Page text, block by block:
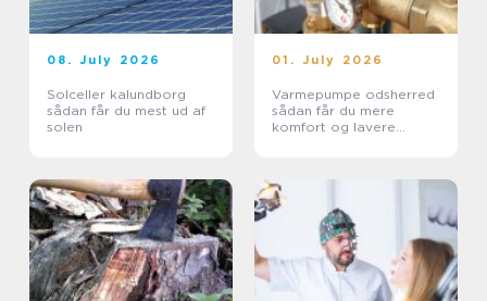
08. July 2026
Solceller kalundborg
sådan får du mest ud af
solen
01. July 2026
Varmepumpe odsherred
sådan får du mere
komfort og lavere